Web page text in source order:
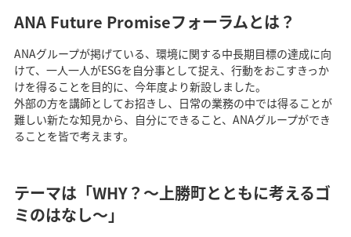
ANA Future Promiseフォーラムとは？
ANAグループが掲げている、環境に関する中長期目標の達成に向
けて、一人一人がESGを自分事として捉え、行動をおこすきっか
けを得ることを目的に、今年度より新設しました。
外部の方を講師としてお招きし、日常の業務の中では得ることが
難しい新たな知見から、自分にできること、ANAグループができ
ることを皆で考えます。
テーマは「WHY？～上勝町とともに考えるゴ
ミのはなし～」